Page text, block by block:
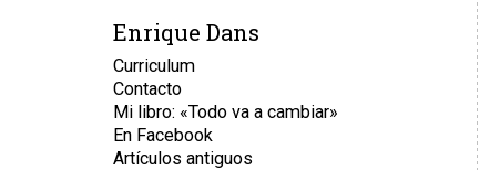
Enrique Dans
Curriculum
Contacto
Mi libro: «Todo va a cambiar»
En Facebook
Artículos antiguos